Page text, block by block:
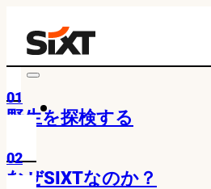
01
野生を探検する
02
なぜSIXTなのか？